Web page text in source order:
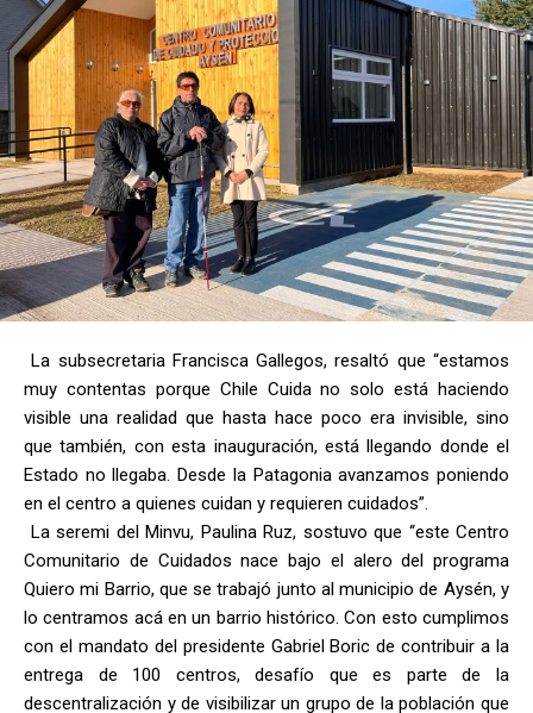
La subsecretaria Francisca Gallegos, resaltó que “estamos
muy contentas porque Chile Cuida no solo está haciendo
visible una realidad que hasta hace poco era invisible, sino
que también, con esta inauguración, está llegando donde el
Estado no llegaba. Desde la Patagonia avanzamos poniendo
en el centro a quienes cuidan y requieren cuidados”.
La seremi del Minvu, Paulina Ruz, sostuvo que “este Centro
Comunitario de Cuidados nace bajo el alero del programa
Quiero mi Barrio, que se trabajó junto al municipio de Aysén, y
lo centramos acá en un barrio histórico. Con esto cumplimos
con el mandato del presidente Gabriel Boric de contribuir a la
entrega de 100 centros, desafío que es parte de la
descentralización y de visibilizar un grupo de la población que